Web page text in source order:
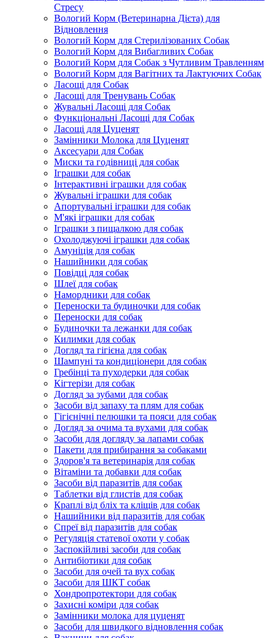
Стресу
Вологий Корм (Ветеринарна Дієта) для
Відновлення
Вологий Корм для Стерилізованих Собак
Вологий Корм для Вибагливих Собак
Вологий Корм для Собак з Чутливим Травленням
Вологий Корм для Вагітних та Лактуючих Собак
Ласощі для Собак
Ласощі для Тренувань Собак
Жувальні Ласощі для Собак
Функціональні Ласощі для Собак
Ласощі для Цуценят
Замінники Молока для Цуценят
Аксесуари для Собак
Миски та годівниці для собак
Іграшки для собак
Інтерактивні іграшки для собак
Жувальні іграшки для собак
Апортувальні іграшки для собак
М'які іграшки для собак
Іграшки з пищалкою для собак
Охолоджуючі іграшки для собак
Амуніція для собак
Нашийники для собак
Повідці для собак
Шлеї для собак
Намордники для собак
Переноски та будиночки для собак
Переноски для собак
Будиночки та лежанки для собак
Килимки для собак
Догляд та гігієна для собак
Шампуні та кондиціонери для собак
Гребінці та пуходерки для собак
Кігтерізи для собак
Догляд за зубами для собак
Засоби від запаху та плям для собак
Гігієнічні пелюшки та пояси для собак
Догляд за очима та вухами для собак
Засоби для догляду за лапами собак
Пакети для прибирання за собаками
Здоров'я та ветеринарія для собак
Вітаміни та добавки для собак
Засоби від паразитів для собак
Таблетки від глистів для собак
Краплі від бліх та кліщів для собак
Нашийники від паразитів для собак
Спреї від паразитів для собак
Регуляція статевої охоти у собак
Заспокійливі засоби для собак
Антибіотики для собак
Засоби для очей та вух собак
Засоби для ШКТ собак
Хондропротектори для собак
Захисні коміри для собак
Замінники молока для цуценят
Засоби для швидкого відновлення собак